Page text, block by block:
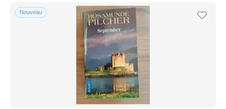
Nouveau